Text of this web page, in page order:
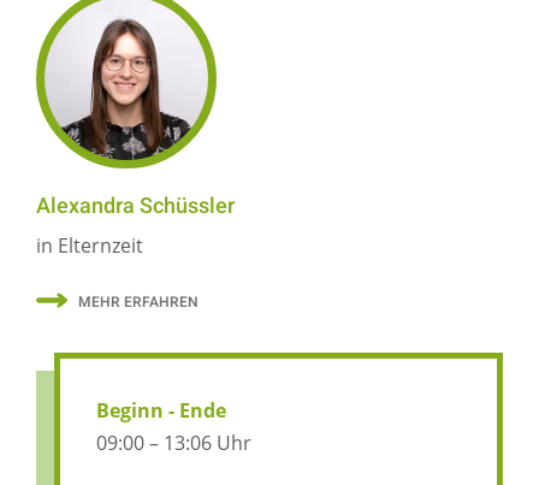
Alexandra Schüssler
in Elternzeit
MEHR ERFAHREN
Beginn - Ende
09:00 – 13:06 Uhr